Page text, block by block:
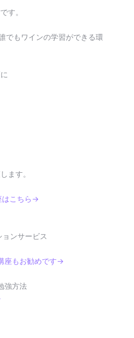
す。
でもワインの学習ができる環
ます。
はこちら→
ンサービス
座もお勧めです→
強方法